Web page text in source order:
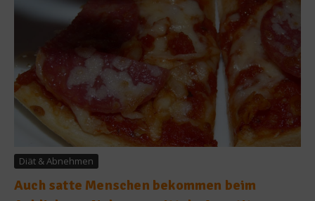
Diät & Abnehmen
Auch satte Menschen bekommen beim